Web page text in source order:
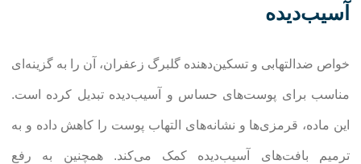
آسیب‌دیده
خواص ضدالتهابی و تسکین‌دهنده گلبرگ زعفران، آن را به گزینه‌ای
مناسب برای پوست‌های حساس و آسیب‌دیده تبدیل کرده است.
این ماده، قرمزی‌ها و نشانه‌های التهاب پوست را کاهش داده و به
ترمیم بافت‌های آسیب‌دیده کمک می‌کند. همچنین به رفع